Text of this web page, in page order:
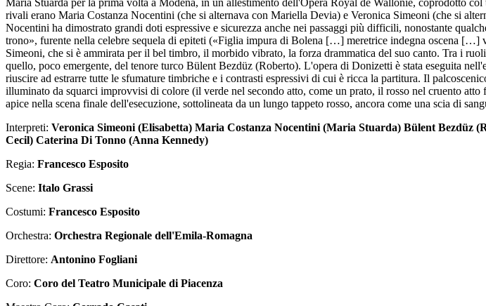
Maria Stuarda per la prima volta a Modena, in un allestimento dell'Opéra Royal de Wallonie, coprodotto
rivali erano Maria Costanza Nocentini (che si alternava con Mariella Devia) e Veronica Simeoni (che si
Nocentini ha dimostrato grandi doti espressive e sicurezza anche nei passaggi più difficili, nonostante
trono», furente nella celebre sequela di epiteti («Figlia impura di Bolena […] meretrice indegna oscena […]
Simeoni, che si è ammirata per il bel timbro, il morbido vibrato, la forza drammatica del suo canto. Tra i
quello, poco emergente, del tenore turco Bülent Bezdüz (Roberto). L'opera di Donizetti è stata eseguita
riuscire ad estrarre tutte le sfumature timbriche e i contrasti espressivi di cui è ricca la partitura. Il
illuminato da squarci improvvisi di colore (il verde nel secondo atto, come un prato, il rosso nel cruento
apice nella scena finale dell'esecuzione, sottolineata da un lungo tappeto rosso, ancora come una scia di
Interpreti: Veronica Simeoni (Elisabetta) Maria Costanza Nocentini (Maria Stuarda) Bülent Bezdüz
Cecil) Caterina Di Tonno (Anna Kennedy)
Regia: Francesco Esposito
Scene: Italo Grassi
Costumi: Francesco Esposito
Orchestra: Orchestra Regionale dell'Emila-Romagna
Direttore: Antonino Fogliani
Coro: Coro del Teatro Municipale di Piacenza